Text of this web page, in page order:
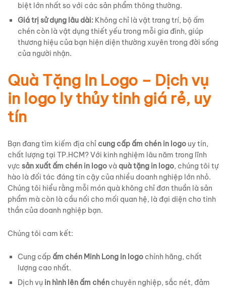
biệt lớn nhất so với các sản phẩm thông thường.
Giá trị sử dụng lâu dài: Không chỉ là vật trang trí, bộ ấm
chén còn là vật dụng thiết yếu trong mỗi gia đình, giúp
thương hiệu của bạn hiện diện thường xuyên trong đời sống
của người nhận.
Quà Tặng In Logo – Dịch vụ
in logo ly thủy tinh giá rẻ, uy
tín
Bạn đang tìm kiếm địa chỉ cung cấp ấm chén in logo uy tín,
chất lượng tại TP.HCM? Với kinh nghiệm lâu năm trong lĩnh
vực sản xuất ấm chén in logovà quà tặng in logo, chúng tôi tự
hào là đối tác đáng tin cậy của nhiều doanh nghiệp lớn nhỏ.
Chúng tôi hiểu rằng mỗi món quà không chỉ đơn thuần là sản
phẩm mà còn là cầu nối cho mối quan hệ, là đại diện cho tinh
thần của doanh nghiệp bạn.
Chúng tôi cam kết:
Cung cấp ấm chén Minh Long in logo chính hãng, chất
lượng cao nhất.
Dịch vụ in hình lên ấm chén chuyên nghiệp, sắc nét, đảm